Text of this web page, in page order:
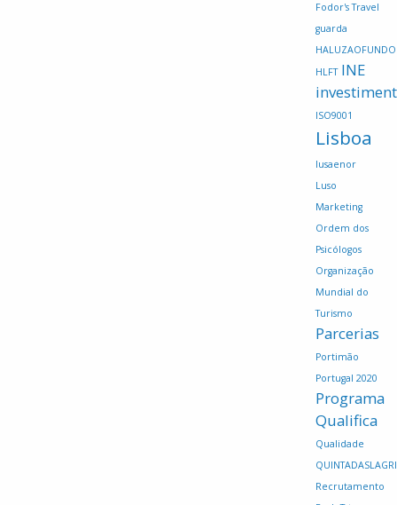
Fodor's Travel
guarda
HLFT INE
ISO9001
Lisboa
lusaenor
Luso
Marketing
Ordem dos
Psicólogos
Organização
Mundial do
Turismo
Parcerias
Portimão
Portugal 2020
Programa
Qualifica
Qualidade
Recrutamento